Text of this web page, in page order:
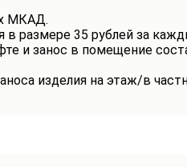
МКАД.
в размере 35 рублей за
и занос в помещение
изделия на этаж/в